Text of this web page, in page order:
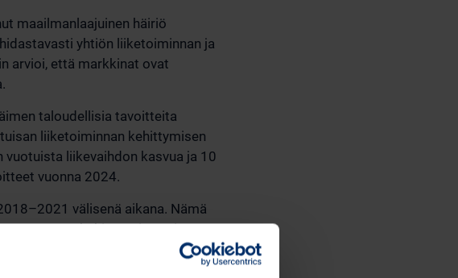
maailmanlaajuinen häiriö
yhtiön liiketoiminnan ja
arvioi, että markkinat ovat
taloudellisia tavoitteita
liiketoiminnan kehittymisen
liikevaihdon kasvua ja 10
vuonna 2024.
välisenä aikana. Nämä
tuotekehityspainotteisesta
ja kasvuun.
sekä taktisten